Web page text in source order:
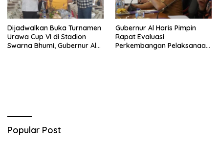
Dijadwalkan Buka Turnamen
Urawa Cup VI di Stadion
Swarna Bhumi, Gubernur Al
Gubernur Al Haris Pimpin
Rapat Evaluasi
Perkembangan Pelaksanaan
Popular Post